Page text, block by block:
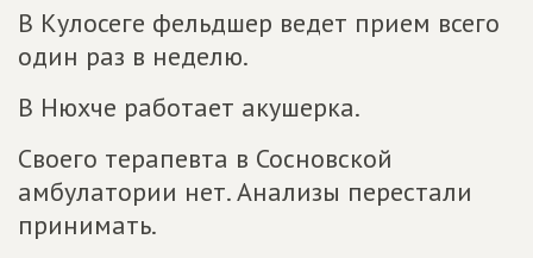
В Кулосеге фельдшер ведет прием всего
один раз в неделю.
В Нюхче работает акушерка.
Своего терапевта в Сосновской
амбулатории нет. Анализы перестали
принимать.